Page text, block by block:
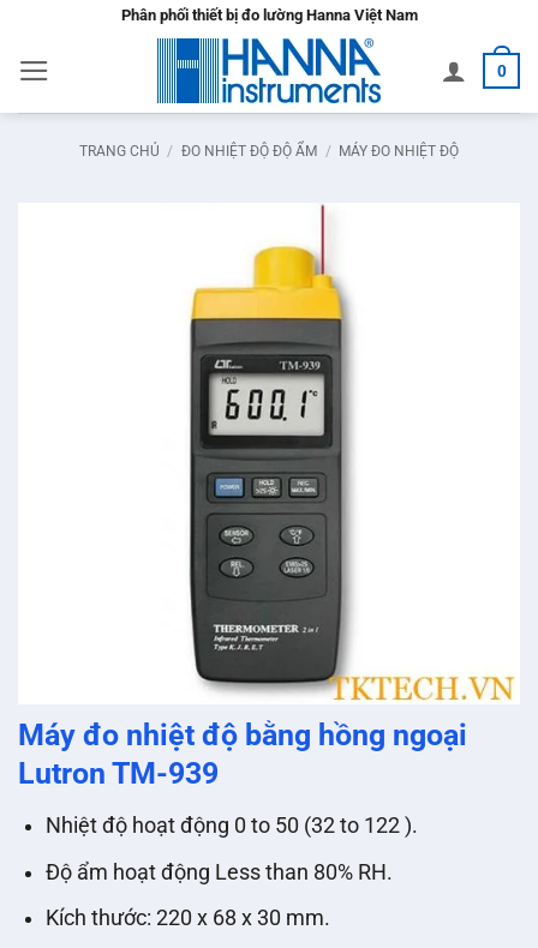
nội
dung
Phân phối thiết bị đo lường Hanna Việt Nam
0
TRANG CHỦ / ĐO NHIỆT ĐỘ ĐỘ ẨM / MÁY ĐO NHIỆT ĐỘ
Máy đo nhiệt độ bằng hồng ngoại
Lutron TM-939
Nhiệt độ hoạt động 0 to 50 (32 to 122 ).
Độ ẩm hoạt động Less than 80% RH.
Kích thước: 220 x 68 x 30 mm.